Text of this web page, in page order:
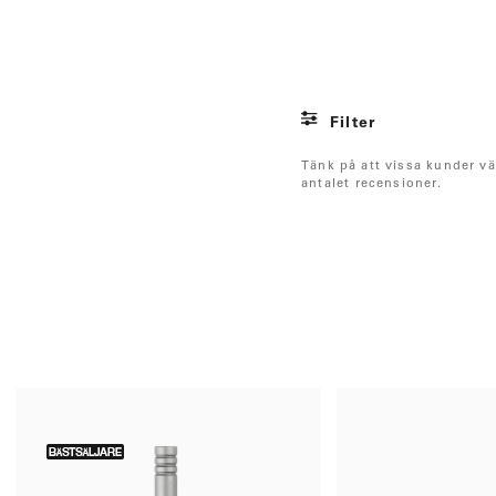
Filter
Tänk på att vissa kunder
antalet recensioner.